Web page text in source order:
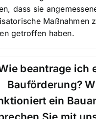
dass sie
Maßnahmen
getroffen haben.
beantrage ich
Bauförderung?
ein